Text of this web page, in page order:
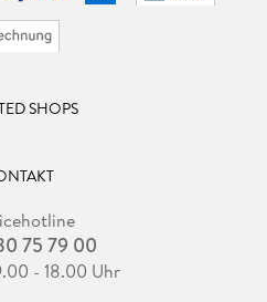
SHOPS
75 79 00
- 18.00 Uhr